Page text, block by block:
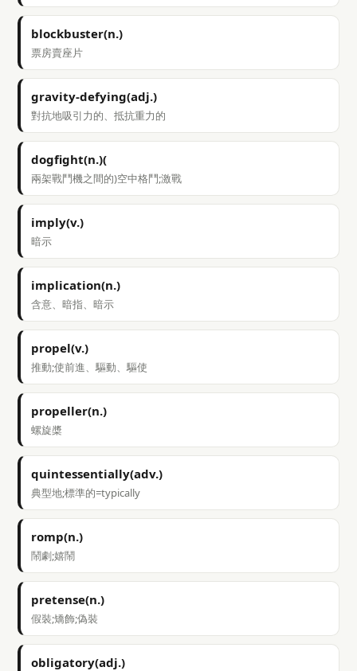
blockbuster(n.)
票房賣座片
gravity-defying(adj.)
對抗地吸引力的、抵抗重力的
dogfight(n.)(
兩架戰鬥機之間的)空中格鬥;激戰
imply(v.)
暗示
implication(n.)
含意、暗指、暗示
propel(v.)
推動;使前進、驅動、驅使
propeller(n.)
螺旋槳
quintessentially(adv.)
典型地;標準的=typically
romp(n.)
鬧劇;嬉鬧
pretense(n.)
假裝;矯飾;偽裝
obligatory(adj.)